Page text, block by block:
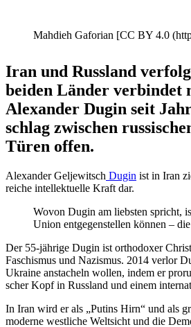
Mahdieh Gaforian [CC BY 4.0
Iran und Russland
beiden Länder verbindet
Alexander Dugin seit
schlag zwischen
Türen offen.
Alexander Gelje­witsch Dugin ist in Iran
reiche intel­lek­tuelle Kraft dar.
Wovon Dugin am liebsten spricht,
Union entge­gen­stellen können –
Der 55-jährige Dugin ist ortho­doxer
Faschismus und Nazismus. 2014 verlor
Ukraine ansta­cheln wollen, indem er
scher Kopf in Russland und einem
In Iran wird er als „Putins Hirn“ und als
moderne westliche Weltsicht und die